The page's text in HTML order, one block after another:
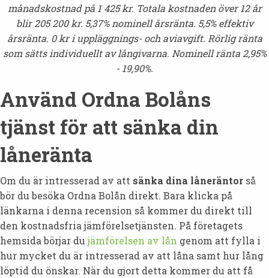
månadskostnad på 1 425 kr. Totala kostnaden över 12 år
blir 205 200 kr. 5,37% nominell årsränta. 5,5% effektiv
årsränta. 0 kr i uppläggnings- och aviavgift. Rörlig ränta
som sätts individuellt av långivarna. Nominell ränta 2,95%
- 19,90%.
Använd Ordna Bolåns
tjänst för att sänka din
låneränta
Om du är intresserad av att sänka dina låneräntor så
bör du besöka Ordna Bolån direkt. Bara klicka på
länkarna i denna recension så kommer du direkt till
den kostnadsfria jämförelsetjänsten. På företagets
hemsida börjar dujämförelsen av lån genom att fylla i
hur mycket du är intresserad av att låna samt hur lång
löptid du önskar. När du gjort detta kommer du att få